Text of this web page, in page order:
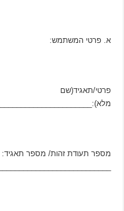
א. פרטי המשתמש:
פרטי/תאגיד(שם
מספר תעודת זהות/ מספר תאגיד: